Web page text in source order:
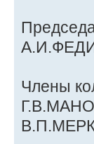
Члены